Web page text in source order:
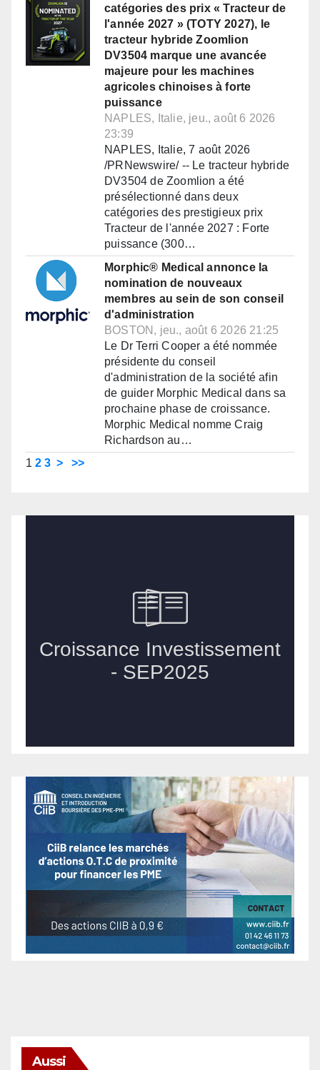
catégories des prix « Tracteur de
l'année 2027 » (TOTY 2027), le
tracteur hybride Zoomlion
DV3504 marque une avancée
majeure pour les machines
agricoles chinoises à forte
puissance
NAPLES, Italie, jeu., août 6 2026
23:39
NAPLES, Italie, 7 août 2026
/PRNewswire/ -- Le tracteur hybride
DV3504 de Zoomlion a été
présélectionné dans deux
catégories des prestigieux prix
Tracteur de l'année 2027 : Forte
puissance (300…
Morphic® Medical annonce la
nomination de nouveaux
membres au sein de son conseil
d'administration
BOSTON, jeu., août 6 2026 21:25
Le Dr Terri Cooper a été nommée
présidente du conseil
d'administration de la société afin
de guider Morphic Medical dans sa
prochaine phase de croissance.
Morphic Medical nomme Craig
Richardson au…
1 2 3 > >>
Aussi